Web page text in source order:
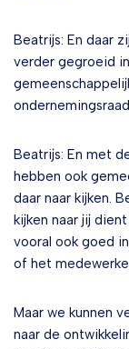
Beatrijs: En daar
verder gegroeid
Beatrijs: En met
hebben ook
daar naar kijken.
kijken naar jij
vooral ook goed
of het
Maar we kunnen
naar de